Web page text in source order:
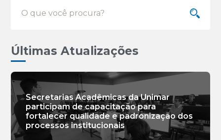
Últimas Atualizações
Secretarias Acadêmicas da Unimar
participam de capacitação para
fortalecer qualidade e padronização dos
processos institucionais